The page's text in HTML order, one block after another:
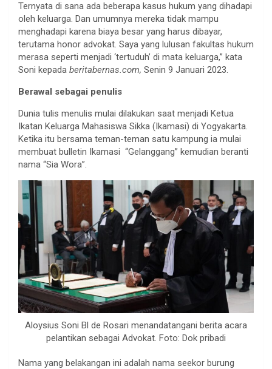
Ternyata di sana ada beberapa kasus hukum yang dihadapi
oleh keluarga. Dan umumnya mereka tidak mampu
menghadapi karena biaya besar yang harus dibayar,
terutama honor advokat. Saya yang lulusan fakultas hukum
merasa seperti menjadi ‘tertuduh’ di mata keluarga,” kata
Soni kepada beritabernas.com, Senin 9 Januari 2023.
Berawal sebagai penulis
Dunia tulis menulis mulai dilakukan saat menjadi Ketua
Ikatan Keluarga Mahasiswa Sikka (Ikamasi) di Yogyakarta.
Ketika itu bersama teman-teman satu kampung ia mulai
membuat bulletin Ikamasi “Gelanggang” kemudian beranti
nama “Sia Wora”.
Aloysius Soni Bl de Rosari menandatangani berita acara
pelantikan sebagai Advokat. Foto: Dok pribadi
Nama yang belakangan ini adalah nama seekor burung